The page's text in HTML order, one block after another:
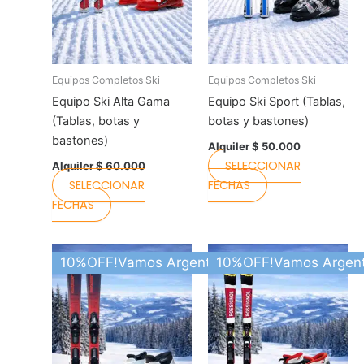
Equipos Completos Ski
Equipo Ski Alta Gama
(Tablas, botas y
bastones)
Alquiler$60.000
SELECCIONAR
FECHAS
be
chosen
on
the
product
page
Equipos Completos Ski
Equipo Ski Sport (Tablas,
botas y bastones)
Alquiler$50.000
SELECCIONAR
FECHAS
be
chosen
on
the
product
page
10%OFF!Vamos Argentina
This
product
has
multiple
variants.
The
10%OFF!Vamos
This
product
has
multiple
variants.
The